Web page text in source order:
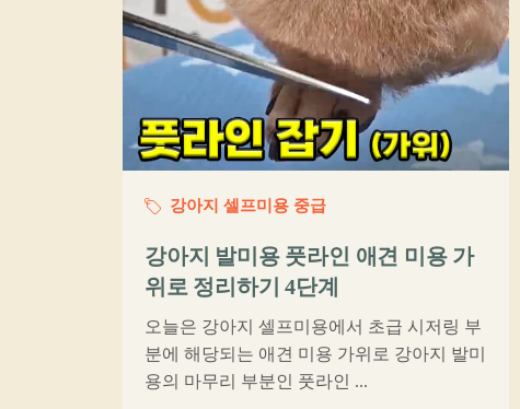
강아지 셀프미용 중급
강아지 발미용 풋라인 애견 미용 가
위로 정리하기 4단계
오늘은 강아지 셀프미용에서 초급 시저링 부
분에 해당되는 애견 미용 가위로 강아지 발미
용의 마무리 부분인 풋라인 ...